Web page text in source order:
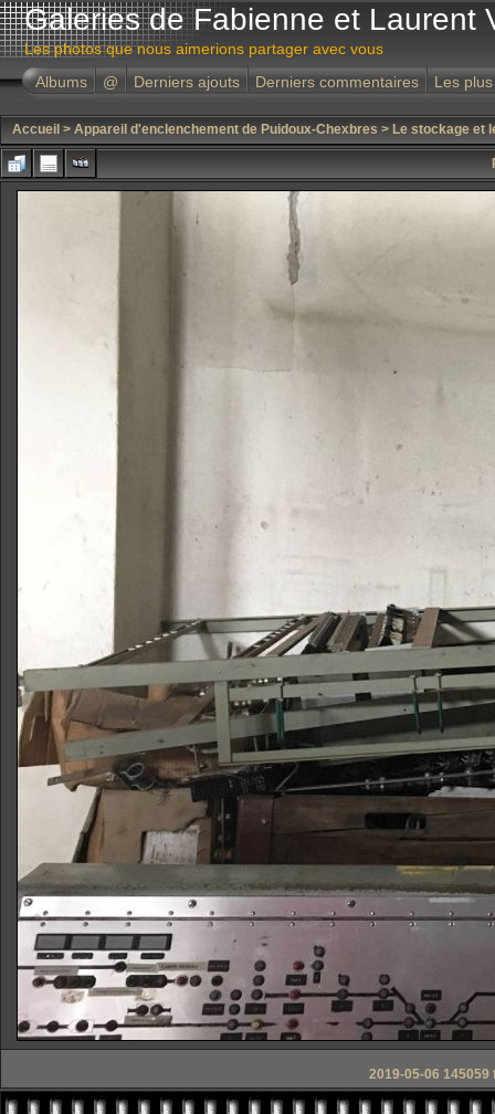
Galeries de Fabienne et Laurent
Les photos que nous aimerions partager avec vous
Albums
@ Derniers ajouts Derniers commentaires Les
Accueil > Appareil d'enclenchement de Puidoux-Chexbres > Le stockage et
2019-05-06